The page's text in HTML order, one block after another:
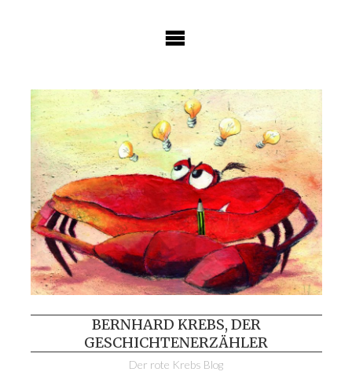
BERNHARD KREBS, DER
GESCHICHTENERZÄHLER
Der rote Krebs Blog